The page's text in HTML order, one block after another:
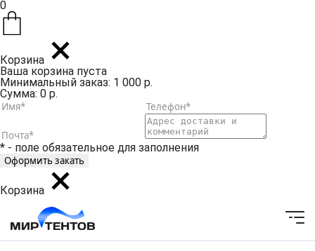
0
Корзина
Ваша корзина пуста
Минимальный заказ: 1 000 р.
Сумма: 0 р.
* - поле обязательное для заполнения
Корзина